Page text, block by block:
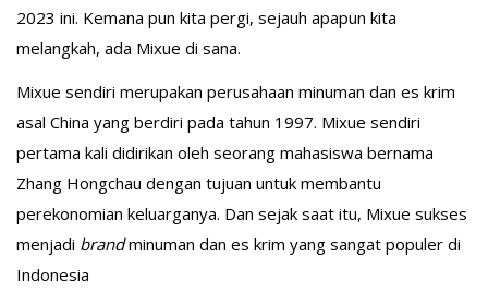
2023 ini. Kemana pun kita pergi, sejauh apapun kita
melangkah, ada Mixue di sana.
Mixue sendiri merupakan perusahaan minuman dan es krim
asal China yang berdiri pada tahun 1997. Mixue sendiri
pertama kali didirikan oleh seorang mahasiswa bernama
Zhang Hongchau dengan tujuan untuk membantu
perekonomian keluarganya. Dan sejak saat itu, Mixue sukses
menjadi brandminuman dan es krim yang sangat populer di
Indonesia